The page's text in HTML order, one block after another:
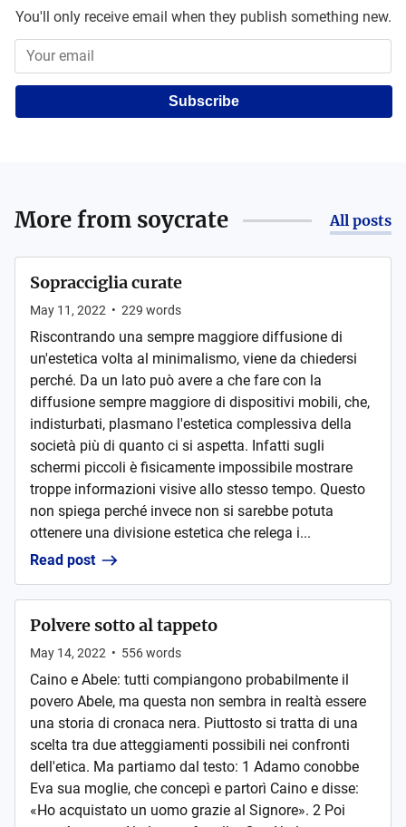
You'll only receive email when they publish something new.
Subscribe
More from soycrate All posts
Sopracciglia curate
May 11, 2022 • 229 words
Riscontrando una sempre maggiore diffusione di
un'estetica volta al minimalismo, viene da chiedersi
perché. Da un lato può avere a che fare con la
diffusione sempre maggiore di dispositivi mobili, che,
indisturbati, plasmano l'estetica complessiva della
società più di quanto ci si aspetta. Infatti sugli
schermi piccoli è fisicamente impossibile mostrare
troppe informazioni visive allo stesso tempo. Questo
non spiega perché invece non si sarebbe potuta
ottenere una divisione estetica che relega i...
Read post
Polvere sotto al tappeto
May 14, 2022 • 556words
Caino e Abele: tutti compiangono probabilmente il
povero Abele, ma questa non sembra in realtà essere
una storia di cronaca nera. Piuttosto si tratta di una
scelta tra due atteggiamenti possibili nei confronti
dell'etica. Ma partiamo dal testo: 1 Adamo conobbe
Eva sua moglie, che concepì e partorì Caino e disse:
«Ho acquistato un uomo grazie al Signore». 2 Poi